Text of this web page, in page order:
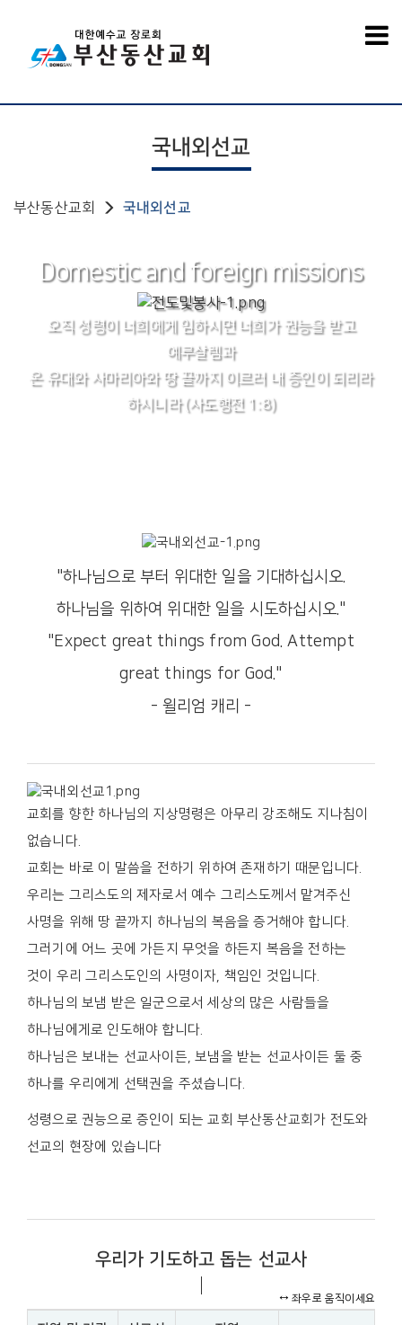
국내외선교
부산동산교회 국내외선교
Domestic and foreign missions
오직 성령이 너희에게 임하시면 너희가 권능을 받고
예루살렘과
온 유대와 사마리아와 땅 끝까지 이르러 내 증인이 되리라
하시니라 (사도행전 1:8)
"하나님으로 부터 위대한 일을 기대하십시오.
하나님을 위하여 위대한 일을 시도하십시오."
"Expect great things from God. Attempt
great things for God."
- 윌리엄 캐리 -
교회를 향한 하나님의 지상명령은 아무리 강조해도 지나침이
없습니다.
교회는 바로 이 말씀을 전하기 위하여 존재하기 때문입니다.
우리는 그리스도의 제자로서 예수 그리스도께서 맡겨주신
사명을 위해 땅 끝까지 하나님의 복음을 증거해야 합니다.
그러기에 어느 곳에 가든지 무엇을 하든지 복음을 전하는
것이 우리 그리스도인의 사명이자, 책임인 것입니다.
하나님의 보냄 받은 일군으로서 세상의 많은 사람들을
하나님에게로 인도해야 합니다.
하나님은 보내는 선교사이든, 보냄을 받는 선교사이든 둘 중
하나를 우리에게 선택권을 주셨습니다.
성령으로 권능으로 증인이 되는 교회 부산동산교회가 전도와
선교의 현장에 있습니다
우리가 기도하고 돕는 선교사